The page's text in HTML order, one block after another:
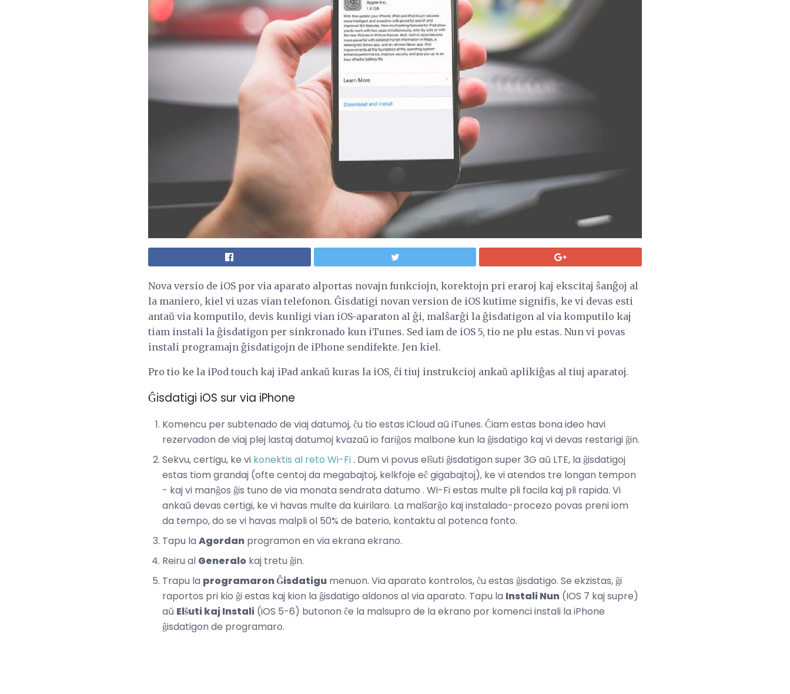
Nova versio de iOS por via aparato alportas novajn funkciojn, korektojn pri eraroj kaj ekscitaj ŝanĝoj al
la maniero, kiel vi uzas vian telefonon. Ĝisdatigi novan version de iOS kutime signifis, ke vi devas esti
antaŭ via komputilo, devis kunligi vian iOS-aparaton al ĝi, malŝarĝi la ĝisdatigon al via komputilo kaj
tiam instali la ĝisdatigon per sinkronado kun iTunes. Sed iam de iOS 5, tio ne plu estas. Nun vi povas
instali programajn ĝisdatigojn de iPhone sendifekte. Jen kiel.
Pro tio ke la iPod touch kaj iPad ankaŭ kuras la iOS, ĉi tiuj instrukcioj ankaŭ aplikiĝas al tiuj aparatoj.
Ĝisdatigi iOS sur via iPhone
Komencu per subtenado de viaj datumoj, ĉu tio estas iCloud aŭ iTunes. Ĉiam estas bona ideo havi
rezervadon de viaj plej lastaj datumoj kvazaŭ io fariĝos malbone kun la ĝisdatigo kaj vi devas restarigi ĝin.
Sekvu, certigu, ke vi konektis al reto Wi-Fi. Dum vi povus elŝuti ĝisdatigon super 3G aŭ LTE, la ĝisdatigoj
estas tiom grandaj (ofte centoj da megabajtoj, kelkfoje eĉ gigabajtoj), ke vi atendos tre longan tempon
- kaj vi manĝos ĝis tuno de via monata sendrata datumo . Wi-Fi estas multe pli facila kaj pli rapida. Vi
ankaŭ devas certigi, ke vi havas multe da kuirilaro. La malŝarĝo kaj instalado-procezo povas preni iom
da tempo, do se vi havas malpli ol 50% de baterio, kontaktu al potenca fonto.
Tapu la Agordan programon en via ekrana ekrano.
Reiru al Generalo kaj tretu ĝin.
Trapu la programaron Ĝisdatigu menuon. Via aparato kontrolos, ĉu estas ĝisdatigo. Se ekzistas, ĝi
raportos pri kio ĝi estas kaj kion la ĝisdatigo aldonos al via aparato. Tapu la Instali Nun (IOS 7 kaj supre)
aŭ Elŝuti kaj Instali (iOS 5-6) butonon ĉe la malsupro de la ekrano por komenci instali la iPhone
ĝisdatigon de programaro.